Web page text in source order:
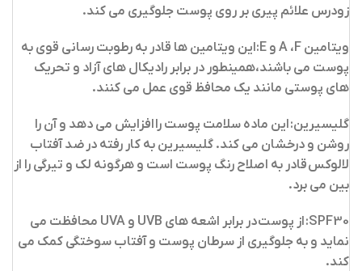
زودرس علائم پیری بر روی پوست جلوگیری می کند.
ویتامین A ،F و E:
این ویتامین ها قادر به رطوبت رسانی قوی به
پوست می باشند،همینطور در برابر رادیکال های آزاد و تحریک
های پوستی مانند یک محافظ قوی عمل می کنند.
گلیسیرین:این ماده سلامت پوست را افزایش می دهد و آن را
روشن و درخشان می کند. گلیسیرین به کار رفته در ضد آفتاب
لالوکس قادر به اصلاح رنگ پوست است و هرگونه لک و تیرگی را از
بین می برد.
SPF30:
از پوست در برابر اشعه های UVB و UVA محافظت می
نماید و به جلوگیری از سرطان پوست و آفتاب سوختگی کمک می
کند.